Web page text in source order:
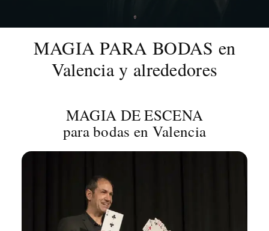
MAGIA PARA BODAS en
Valencia y alrededores
MAGIA DE ESCENA
para bodas en Valencia